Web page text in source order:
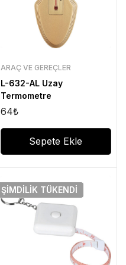
ARAÇ VE GEREÇLER
L-632-AL Uzay
Termometre
64₺
Sepete Ekle
ŞIMDILIK TÜKENDI